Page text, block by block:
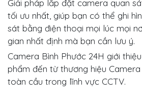
Giải pháp lắp đặt camera quan
tối ưu nhất, giúp bạn có thể ghi
sát bằng điện thoại mọi lúc mọi
gian nhất định mà bạn cần lưu ý.
Camera Bình Phước 24H giới
phẩm đến từ thương hiệu
toàn cầu trong lĩnh vực CCTV.